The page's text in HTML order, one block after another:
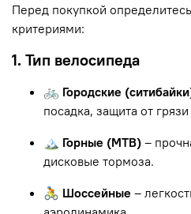
Перед покупкой
критериями:
1. Тип велосипеда
🚲 Городские
посадка, защита от
🏔 Горные (MTB) –
дисковые тормоза.
🚴 Шоссейные –